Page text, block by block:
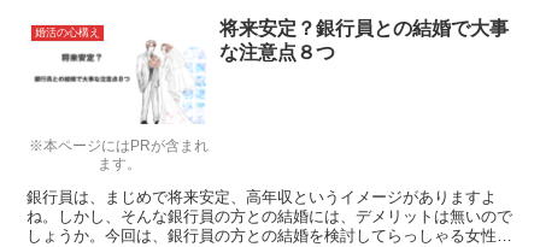
※本ページにはPRが含まれ
ます。
婚活の心構え
将来安定？銀行員との結婚で大事
な注意点８つ
銀行員は、まじめで将来安定、高年収というイメージがありますよ
ね。しかし、そんな銀行員の方との結婚には、デメリットは無いので
しょうか。今回は、銀行員の方との結婚を検討してらっしゃる女性の